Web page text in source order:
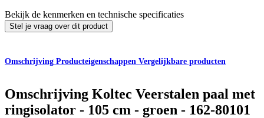
Bekijk de kenmerken en technische specificaties
Stel je vraag over dit product
Omschrijving Producteigenschappen Vergelijkbare producten
Omschrijving Koltec Veerstalen paal met
ringisolator - 105 cm - groen - 162-80101